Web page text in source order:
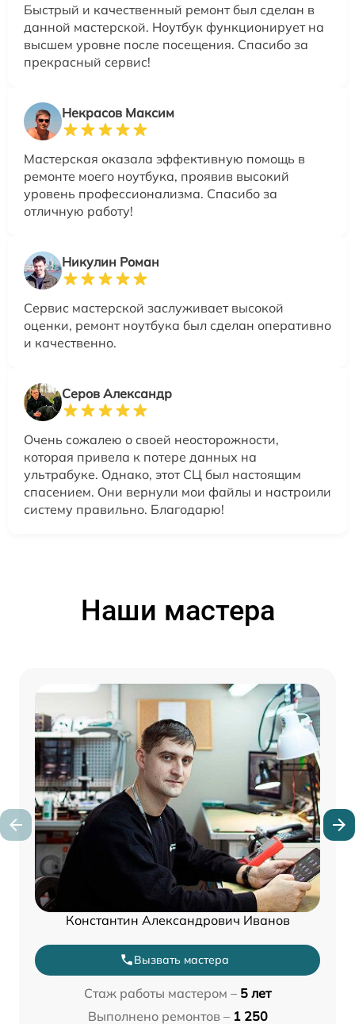
Быстрый и качественный ремонт был сделан в
данной мастерской. Ноутбук функционирует на
высшем уровне после посещения. Спасибо за
прекрасный сервис!
Некрасов Максим
Мастерская оказала эффективную помощь в
ремонте моего ноутбука, проявив высокий
уровень профессионализма. Спасибо за
отличную работу!
Никулин Роман
Сервис мастерской заслуживает высокой
оценки, ремонт ноутбука был сделан оперативно
и качественно.
Серов Александр
Очень сожалею о своей неосторожности,
которая привела к потере данных на
ультрабуке. Однако, этот СЦ был настоящим
спасением. Они вернули мои файлы и настроили
систему правильно. Благодарю!
Наши мастера
Константин Александрович Иванов
Вызвать мастера
Стаж работы мастером – 5 лет
Выполнено ремонтов – 1 250